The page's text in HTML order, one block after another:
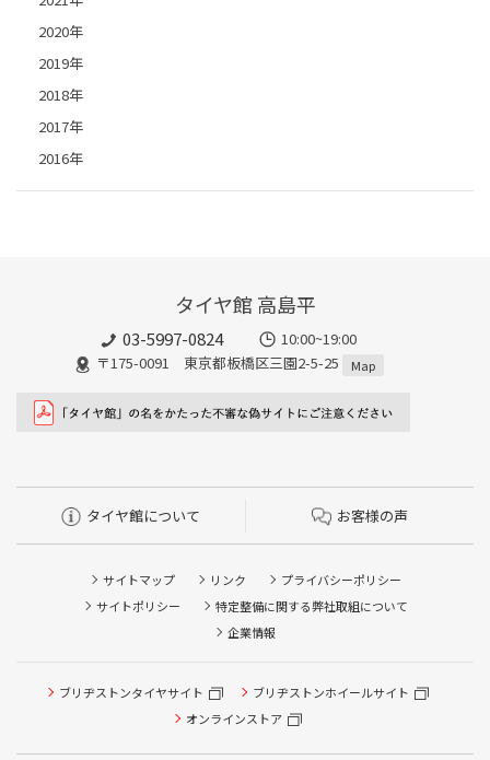
2020年
2019年
2018年
2017年
2016年
タイヤ館 高島平
03-5997-0824
10:00~19:00
〒175-0091 東京都板橋区三園2-5-25
Map
タイヤ館について お客様の声
サイトマップ リンク
プライバシーポリシー
サイトポリシー
特定整備に関する弊社取組について
企業情報
ブリヂストンタイヤサイト
ブリヂストンホイールサイト
オンラインストア